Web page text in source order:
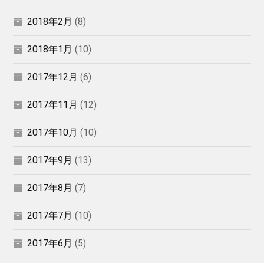
2018年2月 (8)
2018年1月 (10)
2017年12月 (6)
2017年11月 (12)
2017年10月 (10)
2017年9月 (13)
2017年8月 (7)
2017年7月 (10)
2017年6月 (5)